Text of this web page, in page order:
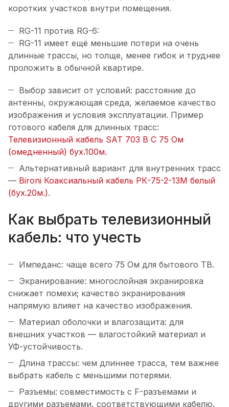
коротких участков внутри помещения.
RG-11 против RG-6:
RG-11 имеет ещё меньшие потери на очень
длинные трассы, но толще, менее гибок и труднее
проложить в обычной квартире.
Выбор зависит от условий: расстояние до
антенны, окружающая среда, желаемое качество
изображения и условия эксплуатации. Пример
готового кабеля для длинных трасс:
Телевизионный кабель SAT 703 B С 75 Ом
(омедненный) бух.100м.
Альтернативный вариант для внутренних трасс
— Bironi Коаксиальный кабель РК-75-2-13М белый
(бух.20м.).
Как выбрать телевизионный
кабель: что учесть
Импеданс: чаще всего 75 Ом для бытового ТВ.
Экранирование: многослойная экранировка
снижает помехи; качество экранирования
напрямую влияет на качество изображения.
Материал оболочки и влагозащита: для
внешних участков — влагостойкий материал и
УФ-устойчивость.
Длина трассы: чем длиннее трасса, тем важнее
выбрать кабель с меньшими потерями.
Разъемы: совместимость с F-разъемами и
другими разъемами, соответствующими кабелю.